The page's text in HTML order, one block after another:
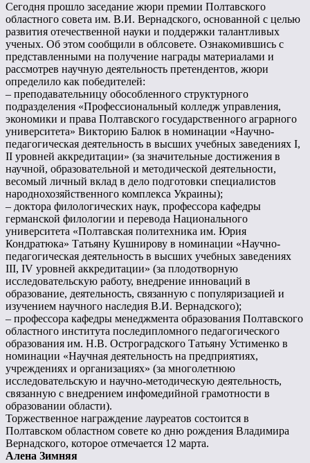
Сегодня прошло заседание жюри премии Полтавского
областного совета им. В.И. Вернадского, основанной с целью
развития отечественной науки и поддержки талантливых
ученых. Об этом сообщили в облсовете. Ознакомившись с
представленными на получение награды материалами и
рассмотрев научную деятельность претендентов, жюри
определило как победителей:
– преподавательницу обособленного структурного
подразделения «Профессиональный колледж управления,
экономики и права Полтавского государственного аграрного
университета» Викторию Балюк в номинации «Научно-
педагогическая деятельность в высших учебных заведениях І,
ІІ уровней аккредитации» (за значительные достижения в
научной, образовательной и методической деятельности,
весомый личный вклад в дело подготовки специалистов
народнохозяйственного комплекса Украины);
– доктора филологических наук, профессора кафедры
германской филологии и перевода Национального
университета «Полтавская политехника им. Юрия
Кондратюка» Татьяну Кушнирову в номинации «Научно-
педагогическая деятельность в высших учебных заведениях
ІІІ, IV уровней аккредитации» (за плодотворную
исследовательскую работу, внедрение инноваций в
образование, деятельность, связанную с популяризацией и
изучением научного наследия В.И. Вернадского);
– профессора кафедры менеджмента образования Полтавского
областного института последипломного педагогического
образования им. Н.В. Остроградского Татьяну Устименко в
номинации «Научная деятельность на предприятиях,
учреждениях и организациях» (за многолетнюю
исследовательскую и научно-методическую деятельность,
связанную с внедрением инфомедийной грамотности в
образовании области).
Торжественное награждение лауреатов состоится в
Полтавском областном совете ко дню рождения Владимира
Вернадского, которое отмечается 12 марта.
Алена Зимняя